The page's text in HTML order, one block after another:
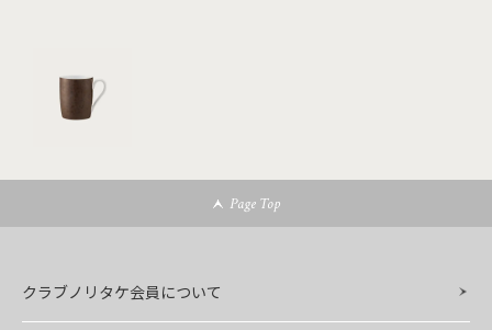
Page Top
クラブノリタケ会員について